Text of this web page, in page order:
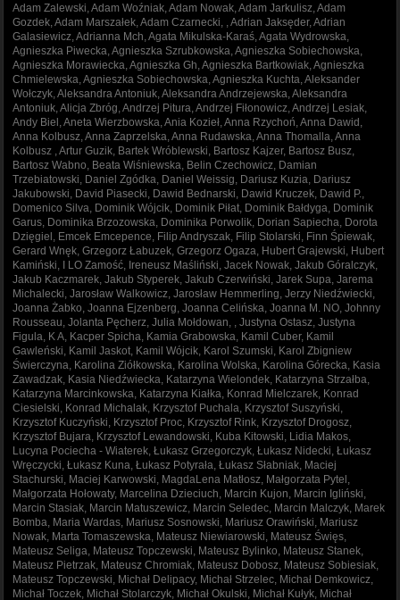
Adam Zalewski, Adam Woźniak, Adam Nowak, Adam Jarkulisz, Adam
Gozdek, Adam Marszałek, Adam Czarnecki, , Adrian Jaksęder, Adrian
Galasiewicz, Adrianna Mch, Agata Mikulska-Karaś, Agata Wydrowska,
Agnieszka Piwecka, Agnieszka Szrubkowska, Agnieszka Sobiechowska,
Agnieszka Morawiecka, Agnieszka Gh, Agnieszka Bartkowiak, Agnieszka
Chmielewska, Agnieszka Sobiechowska, Agnieszka Kuchta, Aleksander
Wołczyk, Aleksandra Antoniuk, Aleksandra Andrzejewska, Aleksandra
Antoniuk, Alicja Zbróg, Andrzej Pitura, Andrzej Fiłonowicz, Andrzej Lesiak,
Andy Biel, Aneta Wierzbowska, Ania Kozieł, Anna Rzychoń, Anna Dawid,
Anna Kolbusz, Anna Zaprzelska, Anna Rudawska, Anna Thomalla, Anna
Kolbusz , Artur Guzik, Bartek Wróblewski, Bartosz Kajzer, Bartosz Busz,
Bartosz Wabno, Beata Wiśniewska, Belin Czechowicz, Damian
Trzebiatowski, Daniel Zgódka, Daniel Weissig, Dariusz Kuzia, Dariusz
Jakubowski, David Piasecki, Dawid Bednarski, Dawid Kruczek, Dawid P.,
Domenico Silva, Dominik Wójcik, Dominik Piłat, Dominik Bałdyga, Dominik
Garus, Dominika Brzozowska, Dominika Porwolik, Dorian Sapiecha, Dorota
Dzięgiel, Emcek Emcepence, Filip Andryszak, Filip Stolarski, Finn Śpiewak,
Gerard Wnęk, Grzegorz Łabuzek, Grzegorz Ogaza, Hubert Grajewski, Hubert
Kamiński, I LO Zamość, Ireneusz Maśliński, Jacek Nowak, Jakub Góralczyk,
Jakub Kaczmarek, Jakub Styperek, Jakub Czerwiński, Jarek Supa, Jarema
Michalecki, Jarosław Walkowicz, Jarosław Hemmerling, Jerzy Niedźwiecki,
Joanna Żabko, Joanna Ejzenberg, Joanna Celińska, Joanna M. NO, Johnny
Rousseau, Jolanta Pęcherz, Julia Mołdowan, , Justyna Ostasz, Justyna
Figula, K A, Kacper Spicha, Kamia Grabowska, Kamil Cuber, Kamil
Gawleński, Kamil Jaskot, Kamil Wójcik, Karol Szumski, Karol Zbigniew
Świerczyna, Karolina Ziółkowska, Karolina Wolska, Karolina Górecka, Kasia
Zawadzak, Kasia Niedźwiecka, Katarzyna Wielondek, Katarzyna Strzałba,
Katarzyna Marcinkowska, Katarzyna Kiałka, Konrad Mielczarek, Konrad
Ciesielski, Konrad Michalak, Krzysztof Puchala, Krzysztof Suszyński,
Krzysztof Kuczyński, Krzysztof Proc, Krzysztof Rink, Krzysztof Drogosz,
Krzysztof Bujara, Krzysztof Lewandowski, Kuba Kitowski, Lidia Makos,
Lucyna Pociecha - Wiaterek, Łukasz Grzegorczyk, Łukasz Nidecki, Łukasz
Wręczycki, Łukasz Kuna, Łukasz Potyrała, Łukasz Słabniak, Maciej
Stachurski, Maciej Karwowski, MagdaLena Matłosz, Małgorzata Pytel,
Małgorzata Hołowaty, Marcelina Dzieciuch, Marcin Kujon, Marcin Igliński,
Marcin Stasiak, Marcin Matuszewicz, Marcin Seledec, Marcin Malczyk, Marek
Bomba, Maria Wardas, Mariusz Sosnowski, Mariusz Orawiński, Mariusz
Nowak, Marta Tomaszewska, Mateusz Niewiarowski, Mateusz Święs,
Mateusz Seliga, Mateusz Topczewski, Mateusz Bylinko, Mateusz Stanek,
Mateusz Pietrzak, Mateusz Chromiak, Mateusz Dobosz, Mateusz Sobiesiak,
Mateusz Topczewski, Michał Delipacy, Michał Strzelec, Michał Demkowicz,
Michał Toczek, Michał Stolarczyk, Michał Okulski, Michał Kułyk, Michał